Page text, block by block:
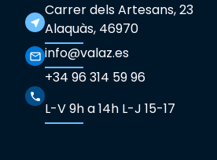
near_me
Carrer dels Artesans, 23
Alaquàs, 46970
mail_outline info@valaz.es
phone
+34 96 314 59 96
L-V 9h a 14h L-J 15-17